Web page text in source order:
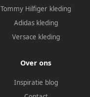
Tommy Hilfiger kleding
Adidas kleding
Versace kleding
Over ons
Inspiratie blog